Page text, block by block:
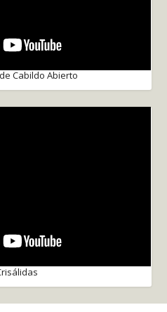
Cabildo Abierto